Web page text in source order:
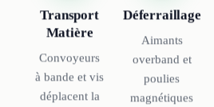
Transport
Matière
Convoyeurs
à bande et vis
déplacent la
Déferraillage
Aimants
overband et
poulies
magnétiques